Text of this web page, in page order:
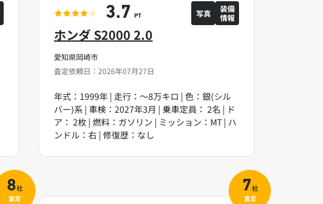
愛知県岡崎市
査定依頼日：2026年07月27日
ホンダ S2000 2.0
年式：1999年 | 走行：～8万キロ | 色：銀(シル
バー)系 | 車検：2027年3月 | 乗車定員： 2名 | ド
ア： 2枚 | 燃料：ガソリン | ミッション：MT | ハ
ンドル：右 | 修復歴：なし
3.7 PT 写真
装備
情報
8社
査定
7社
査定